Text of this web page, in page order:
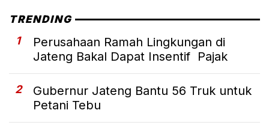
TRENDING
1
Perusahaan Ramah Lingkungan di
Jateng Bakal Dapat Insentif Pajak
2
Gubernur Jateng Bantu 56 Truk untuk
Petani Tebu